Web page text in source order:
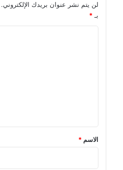
لن يتم نشر عنوان بريدك الإلكتروني.
بـ*
*
الاسم *